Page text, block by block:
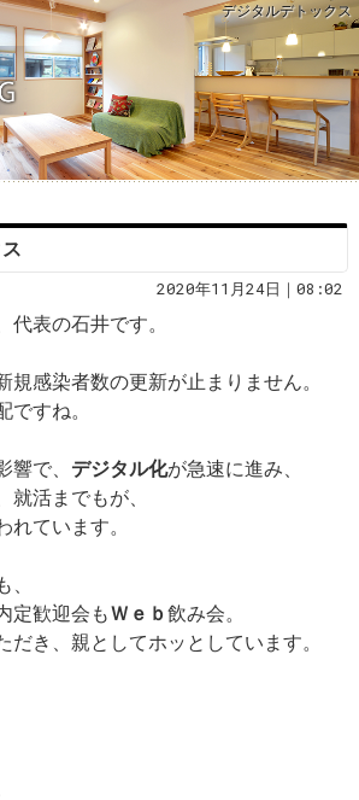
デジタルデトックス
2020年11月24日｜08:02
代表の石井です。
規感染者数の更新が止まりません。
ですね。
響で、 デジタル化が急速に進み、
就活までもが、
れています。
、
定歓迎会もＷｅｂ飲み会。
だき、親としてホッとしています。